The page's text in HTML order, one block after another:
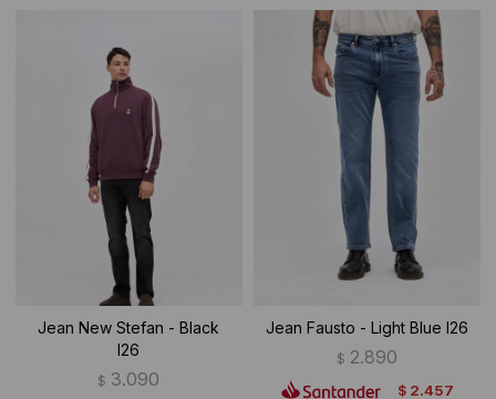
Jean New Stefan - Black
I26
$ 3.090
Jean Fausto - Light Blue I26
$ 2.890
$ 2.457